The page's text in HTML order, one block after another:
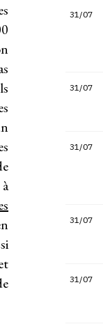
31/07
31/07
31/07
31/07
31/07